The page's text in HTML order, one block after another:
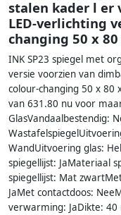
stalen kader l er
LED-verlichting
changing 50 x
INK SP23 spiegel met
versie voorzien van
colour-changing 50 x
van 631.80 nu voor
GlasVandaalbestendig:
WandUitvoering glas:
spiegellijst: JaMateriaal
spiegellijst: Mat
JaMet contactdoos:
verwarming: JaDikte: